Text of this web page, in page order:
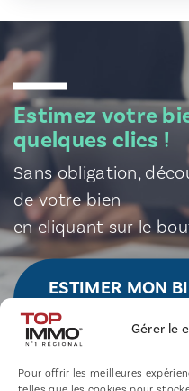
Gérer le
Pour offrir les meilleures
Estimez votre
quelques clics !
Sans obligation,
de votre bien
en cliquant sur le
ESTIMER MON
QUELQUES CLICS